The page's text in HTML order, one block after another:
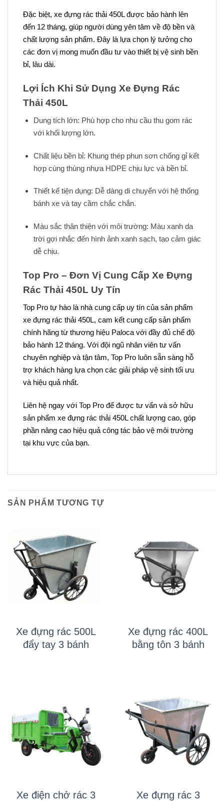
Đặc biệt, xe đựng rác thải 450L được bảo hành lên
đến 12 tháng, giúp người dùng yên tâm về độ bền và
chất lượng sản phẩm. Đây là lựa chọn lý tưởng cho
các đơn vị mong muốn đầu tư vào thiết bị vệ sinh bền
bỉ, lâu dài.
Lợi Ích Khi Sử Dụng Xe Đựng Rác
Thải 450L
Dung tích lớn: Phù hợp cho nhu cầu thu gom rác
với khối lượng lớn.
Chất liệu bền bỉ: Khung thép phun sơn chống gỉ kết
hợp cùng thùng nhựa HDPE chịu lực và bền bỉ.
Thiết kế tiện dụng: Dễ dàng di chuyển với hệ thống
bánh xe và tay cầm chắc chắn.
Màu sắc thân thiện với môi trường: Màu xanh da
trời gợi nhắc đến hình ảnh xanh sạch, tạo cảm giác
dễ chịu.
Top Pro – Đơn Vị Cung Cấp Xe Đựng
Rác Thải 450L Uy Tín
Top Pro tự hào là nhà cung cấp uy tín của sản phẩm
xe đựng rác thải 450L, cam kết cung cấp sản phẩm
chính hãng từ thương hiệu Paloca với đầy đủ chế độ
bảo hành 12 tháng. Với đội ngũ nhân viên tư vấn
chuyên nghiệp và tận tâm, Top Pro luôn sẵn sàng hỗ
trợ khách hàng lựa chọn các giải pháp vệ sinh tối ưu
và hiệu quả nhất.
Liên hệ ngay với Top Pro để được tư vấn và sở hữu
sản phẩm xe đựng rác thải 450L chất lượng cao, góp
phần nâng cao hiệu quả công tác bảo vệ môi trường
tại khu vực của bạn.
SẢN PHẨM TƯƠNG TỰ
Xe đựng rác 500L
đẩy tay 3 bánh
Xe đựng rác 400L
bằng tôn 3 bánh
Xe điện chở rác 3
Xe đựng rác 3